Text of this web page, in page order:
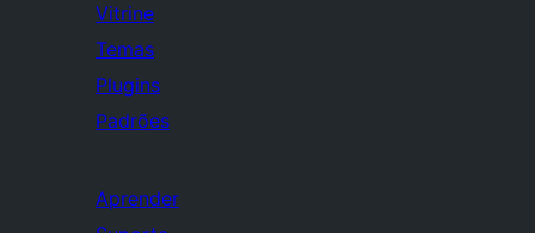
Vitrine
Temas
Plugins
Padrões
Aprender